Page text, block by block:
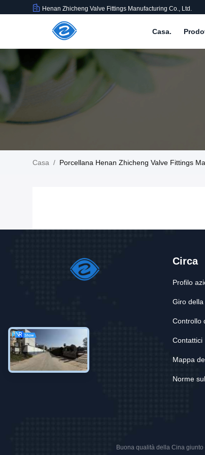
Henan Zhicheng Valve Fittings Manufacturing Co., Ltd.
Casa.
Casa / Porcellana Henan Zhicheng Valve Fittings
Circa
Profilo
Giro
Controllo
Contattici
Mappa
Norme
Buona qualità della Cina